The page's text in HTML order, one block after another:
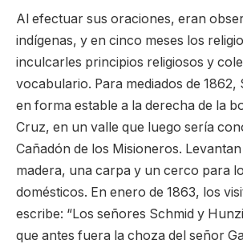
Al efectuar sus oraciones, eran
indígenas, y en cinco meses los
inculcarles principios religiosos y
vocabulario. Para mediados de 1862,
en forma estable a la derecha de la
Cruz, en un valle que luego sería
Cañadón de los Misioneros.
madera, una carpa y un cerco para
domésticos. En enero de 1863, los
escribe: “Los señores Schmid y
que antes fuera la choza del señor